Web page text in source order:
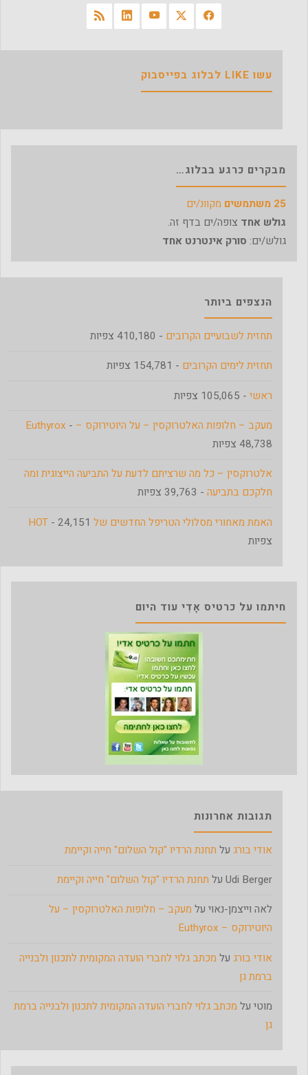
עשו LIKE לבלוג בפייסבוק
מבקרים כרגע בבלוג…
25 משתמשים
מקוונ/ים
גולש אחד צופה/ים בדף זה.
גולש/ים: סורק אינטרנט אחד
הנצפים ביותר
תחזית לשבועיים הקרובים - 410,180 צפיות
תחזית לימים הקרובים - 154,781 צפיות
ראשי - 105,065 צפיות
מעקב – חלופות האלטרוקסין – על היוטירוקס – Euthyrox -
48,738 צפיות
אלטרוקסין – כל מה שרציתם לדעת על התביעה הייצוגית ומה
חלקכם בתביעה - 39,763 צפיות
האמת מאחורי מסלולי הטריפל החדשים של HOT - 24,151
צפיות
חיתמו על כרטיס אָדִי עוד היום
תגובות אחרונות
אודי בורג על תחנת הרדיו "קול השלום" חייה וקיימת
Udi Berger על תחנת הרדיו "קול השלום" חייה וקיימת
לאה וייצמן-נאוי על מעקב – חלופות האלטרוקסין – על
היוטירוקס – Euthyrox
אודי בורג על מכתב גלוי לחברי הועדה המקומית לתכנון ולבנייה
ברמת גן
מוטי על מכתב גלוי לחברי הועדה המקומית לתכנון ולבנייה ברמת
גן